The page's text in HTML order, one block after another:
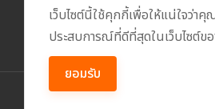
Copyright
เว็บไซต์นี้ใช้คุกกี้เพื่อให้แน่ใจว่าคุ
ประสบการณ์ที่ดีที่สุดในเว็บไซต์ขอ
ยอมรับ